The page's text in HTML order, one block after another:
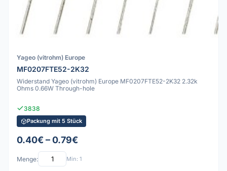
Yageo (vitrohm) Europe
MF0207FTE52-2K32
Widerstand Yageo (vitrohm) Europe MF0207FTE52-2K32 2.32k
Ohms 0.66W Through-hole
3838
Packung mit 5 Stück
0.40€ – 0.79€
Menge: Min: 1